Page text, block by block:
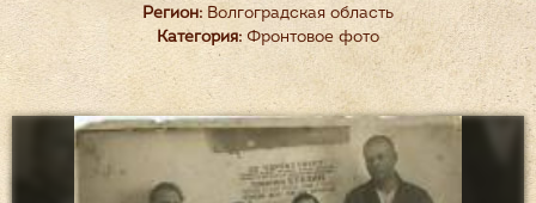
Регион: Волгоградская область
Категория: Фронтовое фото